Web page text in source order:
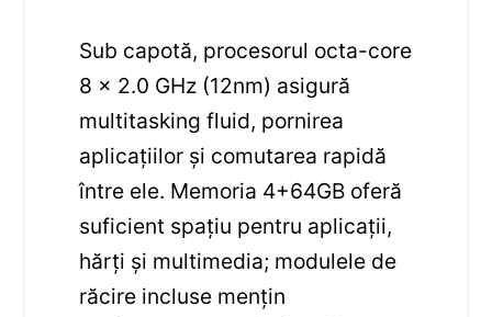
Sub capotă, procesorul octa-core
8 x 2.0 GHz (12nm) asigură
multitasking fluid, pornirea
aplicațiilor și comutarea rapidă
între ele. Memoria 4+64GB oferă
suficient spațiu pentru aplicații,
hărți și multimedia; modulele de
răcire incluse mențin